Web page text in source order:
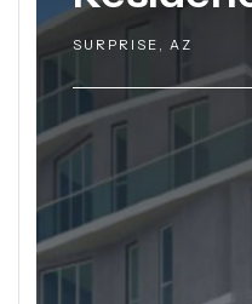
SURPRISE, AZ